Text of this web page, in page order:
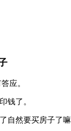
应。
钱了。
自然要买房子了嘛